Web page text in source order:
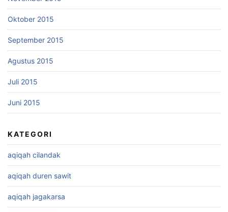
Oktober 2015
September 2015
Agustus 2015
Juli 2015
Juni 2015
KATEGORI
aqiqah cilandak
aqiqah duren sawit
aqiqah jagakarsa